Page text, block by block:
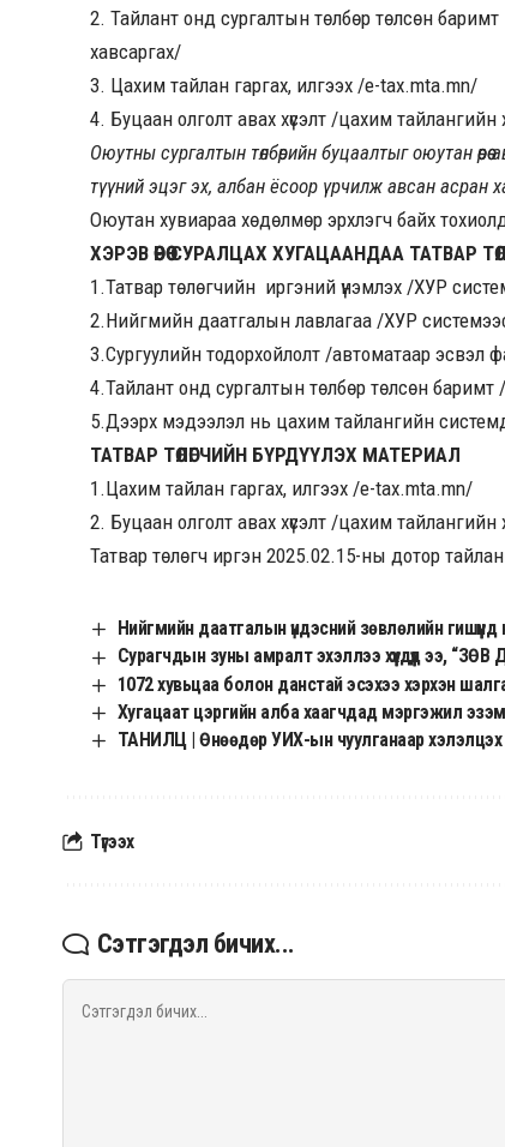
2. Тайлант онд сургалтын төлбөр төлсөн
хавсаргах/
3. Цахим тайлан гаргах, илгээх /e-tax.mta.mn/
4. Буцаан олголт авах хүсэлт /цахим
Оюутны сургалтын төлбөрийн буцаалтыг оюутан
түүний эцэг эх, албан ёсоор үрчилж авсан асран
Оюутан хувиараа хөдөлмөр эрхлэгч байх
ХЭРЭВ ӨӨРӨӨ СУРАЛЦАХ ХУГАЦААНДАА ТАТВАР
1.Татвар төлөгчийн иргэний үнэмлэх /ХУР
2.Нийгмийн даатгалын лавлагаа /ХУР
3.Сургуулийн тодорхойлолт /автоматаар эсвэл
4.Тайлант онд сургалтын төлбөр төлсөн
5.Дээрх мэдээлэл нь цахим тайлангийн
ТАТВАР ТӨЛӨГЧИЙН БҮРДҮҮЛЭХ МАТЕРИАЛ
1.Цахим тайлан гаргах, илгээх /e-tax.mta.mn/
2. Буцаан олголт авах хүсэлт /цахим
Татвар төлөгч иргэн 2025.02.15-ны дотор
Нийгмийн даатгалын үндэсний зөвлөлийн
Сурагчдын зуны амралт эхэллээ хүүхдүүд ээ,
1072 хувьцаа болон данстай эсэхээ хэрхэн
Хугацаат цэргийн алба хаагчдад мэргэжил
ТАНИЛЦ | Өнөөдөр УИХ-ын чуулганаар хэлэлцэх
Түгээх
Сэтгэгдэл бичих...